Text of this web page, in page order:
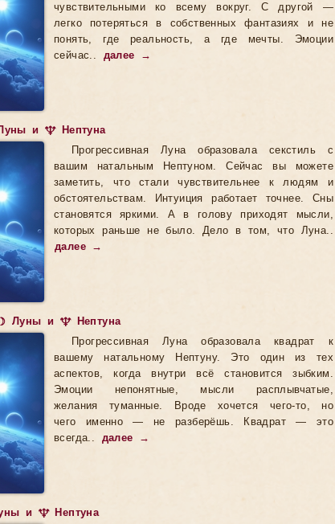
чувствительными ко всему вокруг. С другой —
легко потеряться в собственных фантазиях и не
понять, где реальность, а где мечты. Эмоции
сейчас.. далее →
и ♆ Нептуна
Прогрессивная Луна образовала секстиль с
вашим натальным Нептуном. Сейчас вы можете
заметить, что стали чувствительнее к людям и
обстоятельствам. Интуиция работает точнее. Сны
становятся яркими. А в голову приходят мысли,
которых раньше не было. Дело в том, что Луна..
далее →
☽ Луны и ♆ Нептуна
Прогрессивная Луна образовала квадрат к
вашему натальному Нептуну. Это один из тех
аспектов, когда внутри всё становится зыбким.
Эмоции непонятные, мысли расплывчатые,
желания туманные. Вроде хочется чего-то, но
чего именно — не разберёшь. Квадрат — это
всегда.. далее →
и ♆ Нептуна